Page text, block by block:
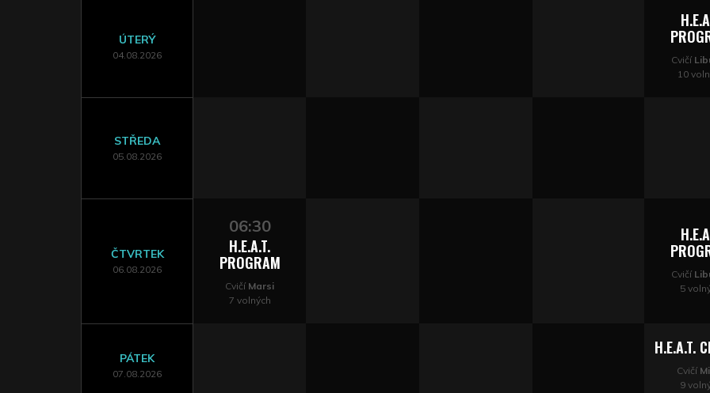
ÚTERÝ
04.08.2026 Cvičí
10
STŘEDA
05.08.2026
ČTVRTEK
06.08.2026
06:30
H.E.A.T.
PROGRAM
Cvičí Marsi
7 volných
Cvičí
5
PÁTEK
07.08.2026
H.E.A.T.
Cvičí
9